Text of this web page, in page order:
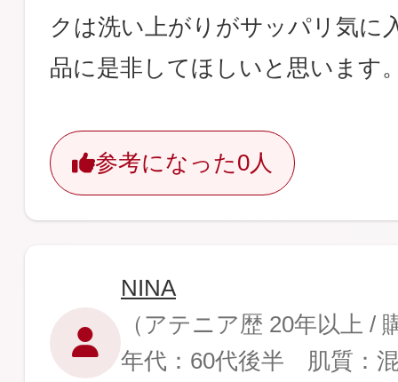
クは洗い上がりがサッパリ気に
品に是非してほしいと思います
参考になった0人
NINA
（アテニア歴 20年以上 /
年代：60代後半 肌質：